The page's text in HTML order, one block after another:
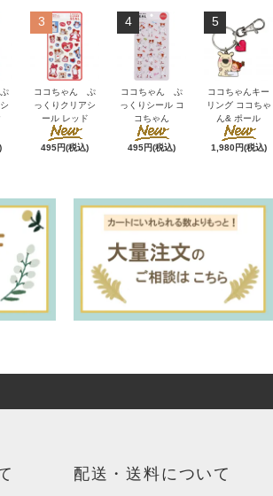
3
ココちゃん ぷ
っくりクリアシ
ール レッド
495円(税込)
4
ココちゃん ぷ
っくりシール コ
コちゃん
495円(税込)
5
ココちゃんキー
リング ココちゃ
ん& ポール
1,980円(税込)
配送・送料について